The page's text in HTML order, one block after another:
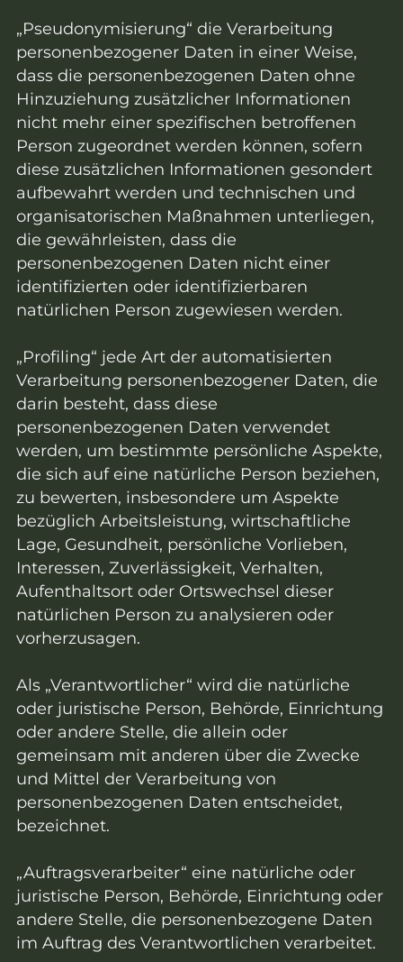
„Pseudonymisierung“ die Verarbeitung
personenbezogener Daten in einer Weise,
dass die personenbezogenen Daten ohne
Hinzuziehung zusätzlicher Informationen
nicht mehr einer spezifischen betroffenen
Person zugeordnet werden können, sofern
diese zusätzlichen Informationen gesondert
aufbewahrt werden und technischen und
organisatorischen Maßnahmen unterliegen,
die gewährleisten, dass die
personenbezogenen Daten nicht einer
identifizierten oder identifizierbaren
natürlichen Person zugewiesen werden.
„Profiling“ jede Art der automatisierten
Verarbeitung personenbezogener Daten, die
darin besteht, dass diese
personenbezogenen Daten verwendet
werden, um bestimmte persönliche Aspekte,
die sich auf eine natürliche Person beziehen,
zu bewerten, insbesondere um Aspekte
bezüglich Arbeitsleistung, wirtschaftliche
Lage, Gesundheit, persönliche Vorlieben,
Interessen, Zuverlässigkeit, Verhalten,
Aufenthaltsort oder Ortswechsel dieser
natürlichen Person zu analysieren oder
vorherzusagen.
Als „Verantwortlicher“ wird die natürliche
oder juristische Person, Behörde, Einrichtung
oder andere Stelle, die allein oder
gemeinsam mit anderen über die Zwecke
und Mittel der Verarbeitung von
personenbezogenen Daten entscheidet,
bezeichnet.
„Auftragsverarbeiter“ eine natürliche oder
juristische Person, Behörde, Einrichtung oder
andere Stelle, die personenbezogene Daten
im Auftrag des Verantwortlichen verarbeitet.